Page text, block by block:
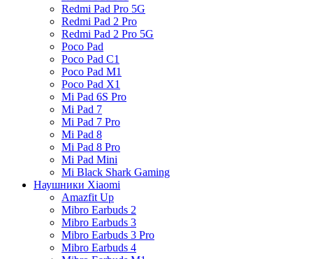
Redmi Pad Pro 5G
Redmi Pad 2 Pro
Redmi Pad 2 Pro 5G
Poco Pad
Poco Pad C1
Poco Pad M1
Poco Pad X1
Mi Pad 6S Pro
Mi Pad 7
Mi Pad 7 Pro
Mi Pad 8
Mi Pad 8 Pro
Mi Pad Mini
Mi Black Shark Gaming
Наушники Xiaomi
Amazfit Up
Mibro Earbuds 2
Mibro Earbuds 3
Mibro Earbuds 3 Pro
Mibro Earbuds 4